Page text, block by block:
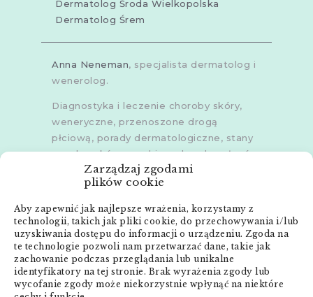
Zarządzaj zgodami
plików cookie
Aby zapewnić jak najlepsze wrażenia, korzystamy z
technologii, takich jak pliki cookie, do przechowywania i/lub
uzyskiwania dostępu do informacji o urządzeniu. Zgoda na
te technologie pozwoli nam przetwarzać dane, takie jak
zachowanie podczas przeglądania lub unikalne
identyfikatory na tej stronie. Brak wyrażenia zgody lub
wycofanie zgody może niekorzystnie wpłynąć na niektóre
Dermatolog Środa Wielkopolska
Dermatolog Śrem
Anna Neneman, specjalista dermatolog i
wenerolog.
Diagnostyka i leczenie choroby skóry,
weneryczne, przenoszone drogą
płciową, porady dermatologiczne, stany
zapalne skóry, grzybice, choroby włosów,
dermoskopia, trichoskopia, u dorosłych i
dzieci.
Gabinety wPoznaniu,Poznaniu -
Złotowska,Skórzewie,Środzie
WielkopolskiejiŚremie
Menu: